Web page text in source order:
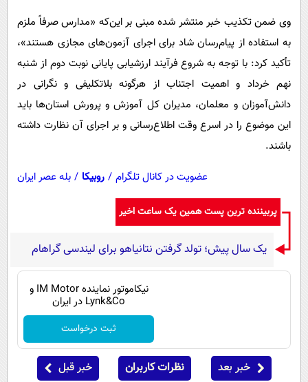
وی ضمن تکذیب خبر منتشر شده مبنی بر این‌که «مدارس صرفاً ملزم
به استفاده از پیام‌رسان شاد برای اجرای آزمون‌های مجازی هستند»،
تأکید کرد: با توجه به شروع فرآیند ارزشیابی پایانی نوبت دوم از شنبه
نهم خرداد و اهمیت اجتناب از هرگونه بلاتکلیفی و نگرانی در
دانش‌آموزان و معلمان، مدیران کل آموزش و پرورش استان‌ها باید
این موضوع را در اسرع وقت اطلاع‌رسانی و بر اجرای آن نظارت داشته
باشند.
عضویت در کانال تلگرام / روبیکا / بله عصر ایران
پربیننده ترین پست همین یک ساعت اخیر
یک سال پیش؛ تولد گرفتن نتانیاهو برای لیندسی گراهام
نیکاموتور نماینده IM Motor و
Lynk&Co در ایران
ثبت درخواست
خبر بعد نظرات کاربران خبر قبل